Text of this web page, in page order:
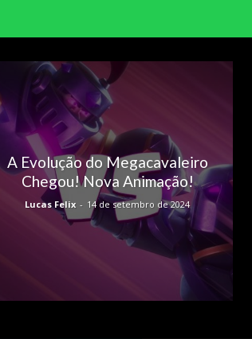
A Evolução do Megacavaleiro
Chegou! Nova Animação!
Lucas Felix - 14 de setembro de 2024